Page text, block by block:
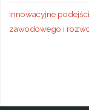
Innowacyjne
zawodowego i